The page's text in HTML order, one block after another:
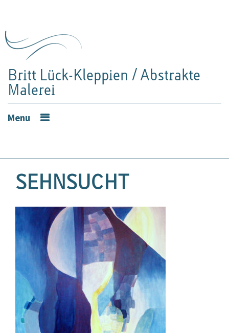
Britt Lück-Kleppien / Abstrakte
Malerei
Menu
SEHNSUCHT